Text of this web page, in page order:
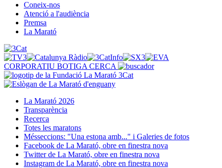
Coneix-nos
Atenció a l'audiència
Premsa
La Marató
CORPORATIU BOTIGA CERCA
La Marató 2026
Transparència
Recerca
Totes les maratons
Mésseccions: "Una estona amb..." i Galeries de fotos
Facebook de La Marató, obre en finestra nova
Twitter de La Marató, obre en finestra nova
Instagram de La Marató, obre en finestra nova